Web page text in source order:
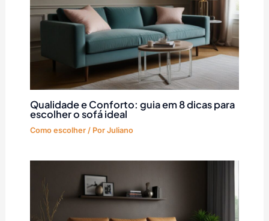
Qualidade e Conforto: guia em 8 dicas para
escolher o sofá ideal
Como escolher/ Por Juliano